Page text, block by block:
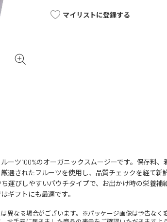
マイリストに登録する
ーツ100%のオーガニックスムージーです。保存料
選されたフルーツを使用し、品質チェックを経て
運びしやすいパウチタイプで、お出かけ時の栄養
ギフトにも最適です。
異なる場合がございます。※パッケージ画像は予告な